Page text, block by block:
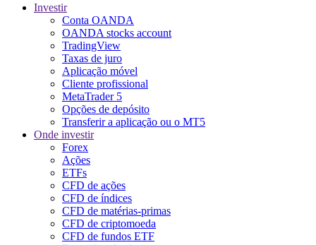
Investir
Conta OANDA
OANDA stocks account
TradingView
Taxas de juro
Aplicação móvel
Cliente profissional
MetaTrader 5
Opções de depósito
Transferir a aplicação ou o MT5
Onde investir
Forex
Ações
ETFs
CFD de ações
CFD de índices
CFD de matérias-primas
CFD de criptomoeda
CFD de fundos ETF